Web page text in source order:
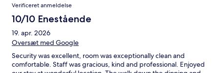
Verificeret anmeldelse
10/10 Enestående
19. apr. 2026
Oversæt med Google
Security was excellent, room was exceptionally clean and
comfortable. Staff was gracious, kind and professional. Enjoyed